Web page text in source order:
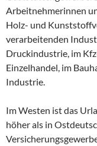
Arbeitnehmerinnen
Holz- und
verarbeitenden
Druckindustrie, im
Einzelhandel, im
Industrie.
Im Westen ist das
höher als in